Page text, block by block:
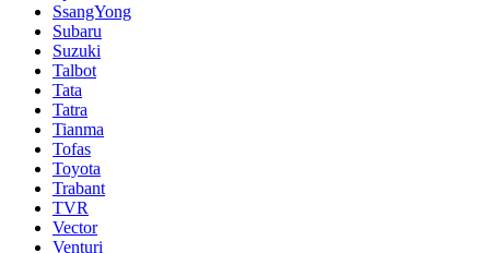
SsangYong
Subaru
Suzuki
Talbot
Tata
Tatra
Tianma
Tofas
Toyota
Trabant
TVR
Vector
Venturi